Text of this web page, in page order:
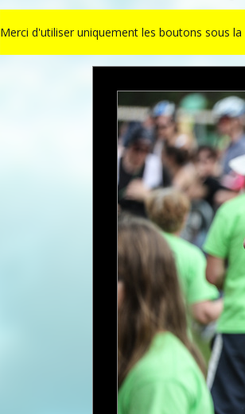
Merci d'utiliser uniquement les boutons sous